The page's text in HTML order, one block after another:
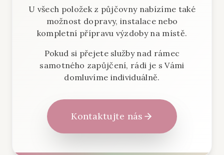
U všech položek z půjčovny nabízíme také
možnost dopravy, instalace nebo
kompletní přípravu výzdoby na místě.
Pokud si přejete služby nad rámec
samotného zapůjčení, rádi je s Vámi
domluvíme individuálně.
Kontaktujte nás